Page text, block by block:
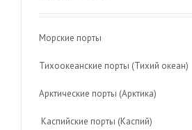
Морские порты
Тихоокеанские порты (Тихий океан)
Арктические порты (Арктика)
Каспийские порты (Каспий)